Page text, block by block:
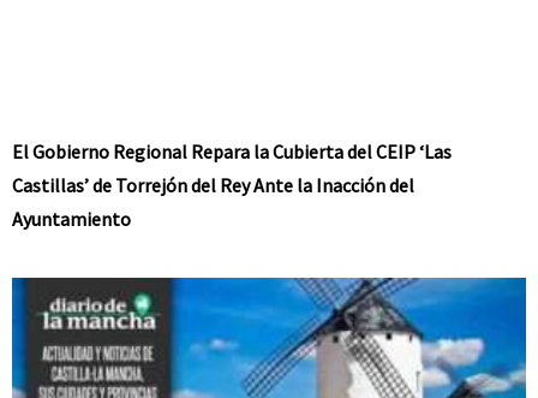
El Gobierno Regional Repara la Cubierta del CEIP ‘Las
Castillas’ de Torrejón del Rey Ante la Inacción del
Ayuntamiento